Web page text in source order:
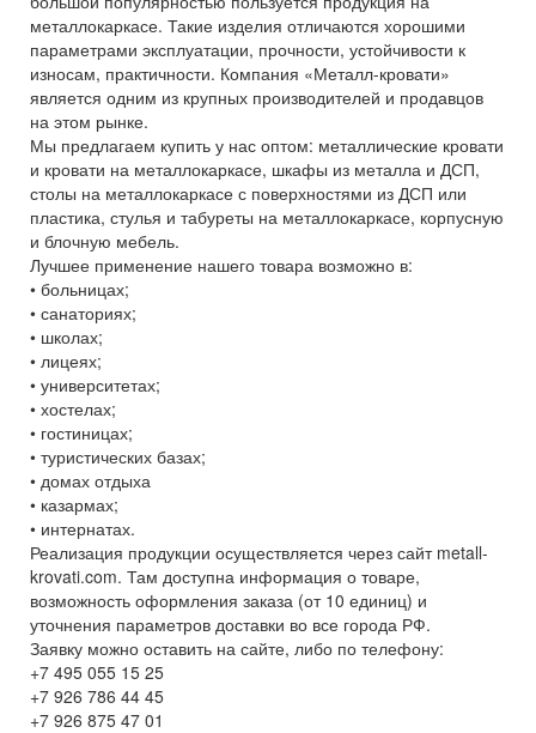
металлокаркасе. Такие изделия отличаются хорошими
параметрами эксплуатации, прочности, устойчивости к
износам, практичности. Компания «Металл-кровати»
является одним из крупных производителей и продавцов
на этом рынке.
Мы предлагаем купить у нас оптом: металлические кровати
и кровати на металлокаркасе, шкафы из металла и ДСП,
столы на металлокаркасе с поверхностями из ДСП или
пластика, стулья и табуреты на металлокаркасе, корпусную
и блочную мебель.
Лучшее применение нашего товара возможно в:
• больницах;
• санаториях;
• школах;
• лицеях;
• университетах;
• хостелах;
• гостиницах;
• туристических базах;
• домах отдыха
• казармах;
• интернатах.
Реализация продукции осуществляется через сайт metall-
krovati.com. Там доступна информация о товаре,
возможность оформления заказа (от 10 единиц) и
уточнения параметров доставки во все города РФ.
Заявку можно оставить на сайте, либо по телефону:
+7 495 055 15 25
+7 926 786 44 45
+7 926 875 47 01